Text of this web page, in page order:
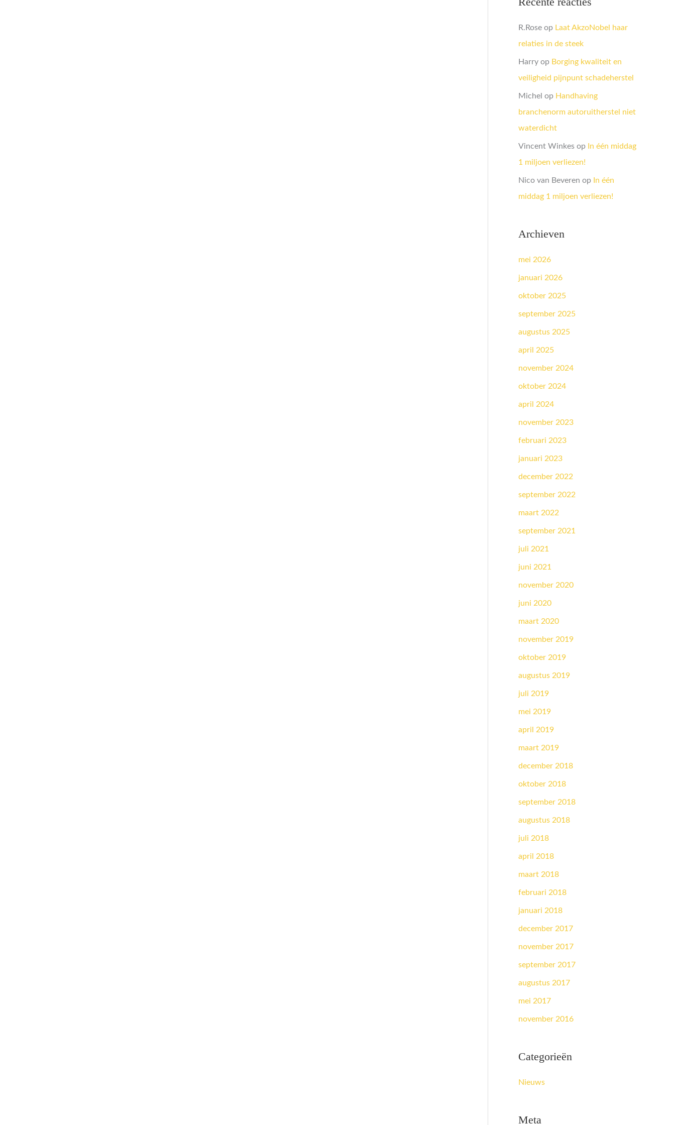
R.Rose op Laat AkzoNobel haar
relaties in de steek
Harry op Borging kwaliteit en
veiligheid pijnpunt schadeherstel
Michel op Handhaving
branchenorm autoruitherstel niet
waterdicht
Vincent Winkes op In één middag
1 miljoen verliezen!
Nico van Beveren op In één
middag 1 miljoen verliezen!
Archieven
mei 2026
januari 2026
oktober 2025
september 2025
augustus 2025
april 2025
november 2024
oktober 2024
april 2024
november 2023
februari 2023
januari 2023
december 2022
september 2022
maart 2022
september 2021
juli 2021
juni 2021
november 2020
juni 2020
maart 2020
november 2019
oktober 2019
augustus 2019
juli 2019
mei 2019
april 2019
maart 2019
december 2018
oktober 2018
september 2018
augustus 2018
juli 2018
april 2018
maart 2018
februari 2018
januari 2018
december 2017
november 2017
september 2017
augustus 2017
mei 2017
november 2016
Categorieën
Nieuws
Meta